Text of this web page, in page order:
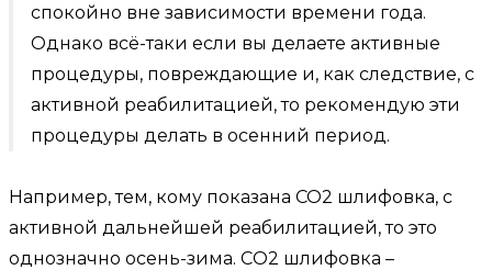
спокойно вне зависимости времени года.
Однако всё-таки если вы делаете активные
процедуры, повреждающие и, как следствие, с
активной реабилитацией, то рекомендую эти
процедуры делать в осенний период.
Например, тем, кому показана СО2 шлифовка, с
активной дальнейшей реабилитацией, то это
однозначно осень-зима. CО2 шлифовка –